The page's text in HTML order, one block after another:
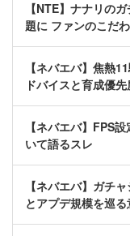
【NTE】ナナリの
題に ファンのこだ
【ネバエバ】焦熱
ドバイスと育成優先
【ネバエバ】FPS
いて語るスレ
【ネバエバ】ガチ
とアプデ規模を巡